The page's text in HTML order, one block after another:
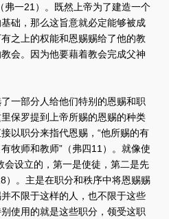
弗一21）。既然上帝为了建造一个
础，那么这旨意就必定能够被成
之上的权能和恩赐赐给了他的教
会。因为他要藉着教会完成父神
一部分人给他们特别的恩赐和职
保罗提到上帝所赐的恩赐的种类
以职分来指代恩赐，“他所赐的有
牧师和教师”（弗四11）。就像使
会设立的，第一是使徒，第二是先
）。主是在职分和秩序中将恩赐赐
不限于这样的人，也不限于这些
使用的就是这些职分，领受这职